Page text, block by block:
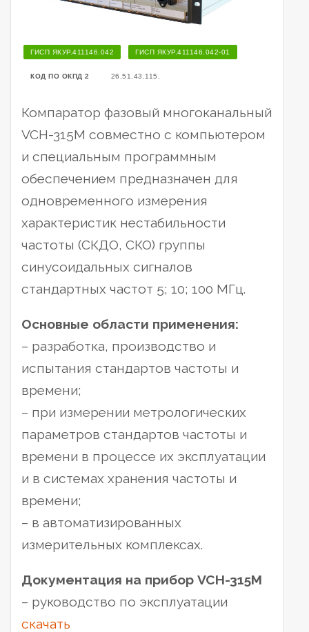
ГИСП ЯКУР.411146.042 ГИСП ЯКУР.411146.042-01
КОД ПО ОКПД 2 26.51.43.115.
Компаратор фазовый многоканальный
VCH-315M совместно с компьютером
и специальным программным
обеспечением предназначен для
одновременного измерения
характеристик нестабильности
частоты (СКДО, СКО) группы
синусоидальных сигналов
стандартных частот 5; 10; 100 МГц.
Основные области применения:
– разработка, производство и
испытания стандартов частоты и
времени;
– при измерении метрологических
параметров стандартов частоты и
времени в процессе их эксплуатации
и в системах хранения частоты и
времени;
– в автоматизированных
измерительных комплексах.
Документация на прибор VCH-315M
– руководство по эксплуатации
скачать